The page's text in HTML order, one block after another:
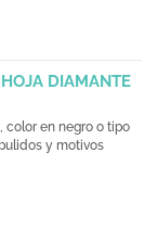
DIAMANTE
color en negro o tipo
y motivos